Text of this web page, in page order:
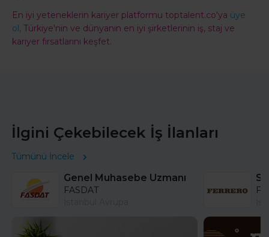
En iyi yeteneklerin kariyer platformu toptalent.co'ya üye
ol, Türkiye'nin ve dünyanın en iyi şirketlerinin iş, staj ve
kariyer fırsatlarını keşfet.
İlgini Çekebilecek İş İlanları
Tümünü İncele
Genel Muhasebe Uzmanı
FASDAT